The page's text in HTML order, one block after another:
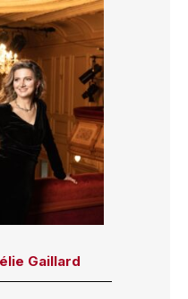
Gaillard